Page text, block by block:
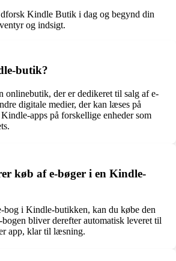
Kindle Butik i dag og begynd din
og indsigt.
butik?
onlinebutik, der er dedikeret til salg af e-
digitale medier, der kan læses på
apps på forskellige enheder som
køb af e-bøger i en Kindle-
bog i Kindle-butikken, kan du købe den
bliver derefter automatisk leveret til
app, klar til læsning.